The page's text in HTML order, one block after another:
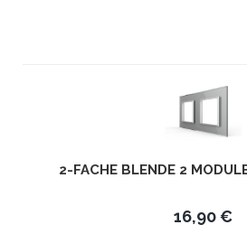
2-FACHE BLENDE 2
16,90 €